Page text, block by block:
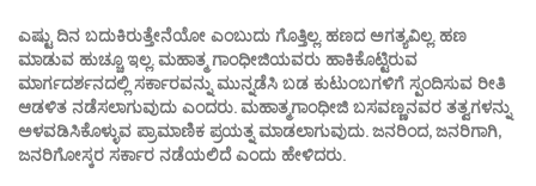
ಎಷ್ಟು ದಿನ ಬದುಕಿರುತ್ತೇನೆಯೋ ಎಂಬುದು ಗೊತ್ತಿಲ್ಲ. ಹಣದ ಅಗತ್ಯವಿಲ್ಲ. ಹಣ
ಮಾಡುವ ಹುಚ್ಚೂ ಇಲ್ಲ. ಮಹಾತ್ಮ ಗಾಂಧೀಜಿಯವರು ಹಾಕಿಕೊಟ್ಟಿರುವ
ಮಾರ್ಗದರ್ಶನದಲ್ಲಿ ಸರ್ಕಾರವನ್ನು ಮುನ್ನಡೆಸಿ ಬಡ ಕುಟುಂಬಗಳಿಗೆ ಸ್ಪಂದಿಸುವ ರೀತಿ
ಆಡಳಿತ ನಡೆಸಲಾಗುವುದು ಎಂದರು. ಮಹಾತ್ಮಗಾಂಧೀಜಿ ಬಸವಣ್ಣನವರ ತತ್ವಗಳನ್ನು
ಅಳವಡಿಸಿಕೊಳ್ಳುವ ಪ್ರಾಮಾಣಿಕ ಪ್ರಯತ್ನ ಮಾಡಲಾಗುವುದು. ಜನರಿಂದ, ಜನರಿಗಾಗಿ,
ಜನರಿಗೋಸ್ಕರ ಸರ್ಕಾರ ನಡೆಯಲಿದೆ ಎಂದು ಹೇಳಿದರು.